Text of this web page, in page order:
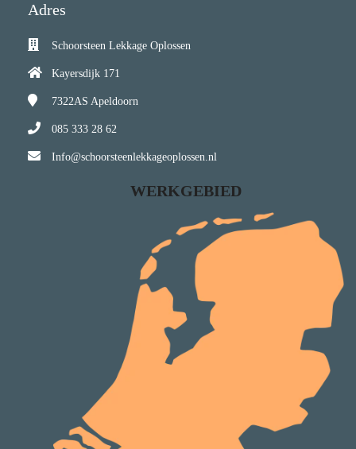
Adres
Schoorsteen Lekkage Oplossen
Kayersdijk 171
7322AS Apeldoorn
085 333 28 62
Info@schoorsteenlekkageoplossen.nl
WERKGEBIED